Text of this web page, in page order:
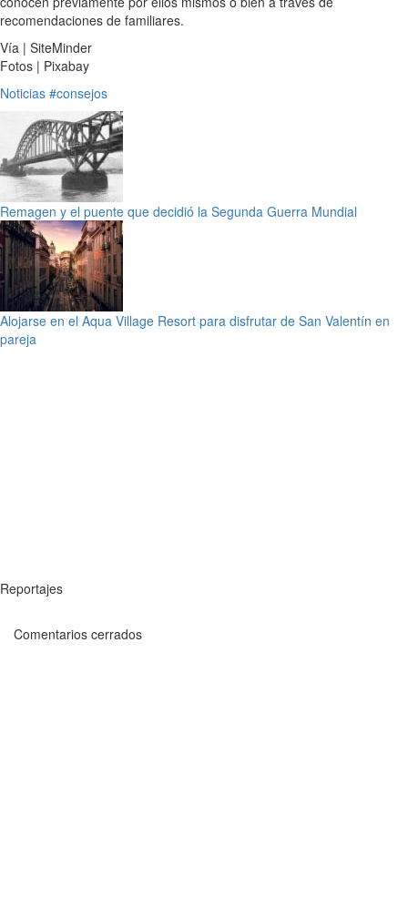
recomendaciones de familiares.
Vía | SiteMinder
Fotos | Pixabay
Noticias #consejos
Remagen y el puente que decidió la Segunda Guerra Mundial
Alojarse en el Aqua Village Resort para disfrutar de San Valentín en
pareja
Reportajes
Comentarios cerrados